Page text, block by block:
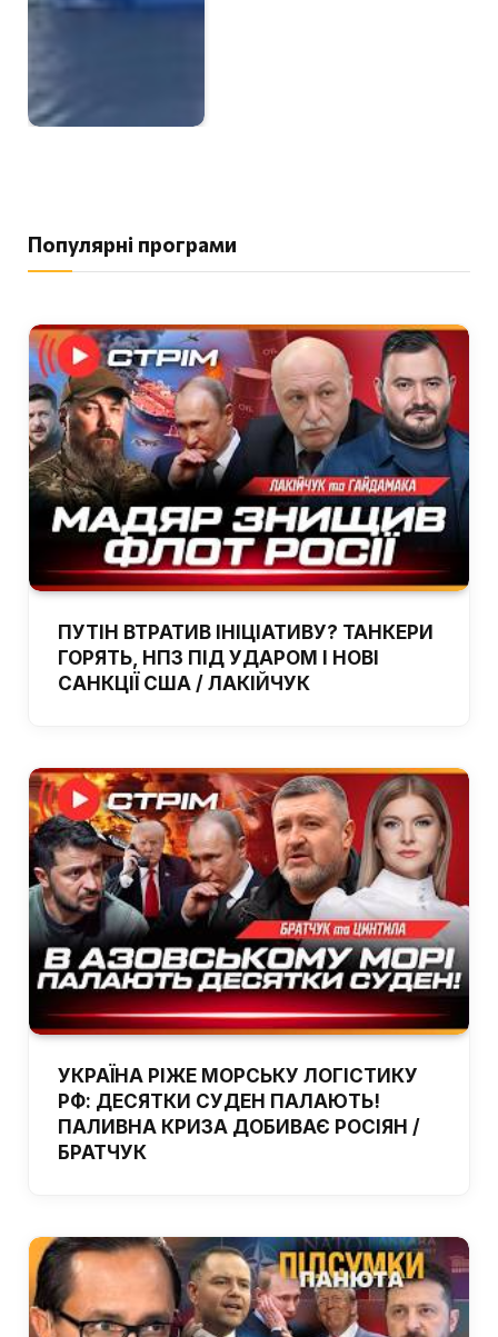
Популярні програми
ПУТІН ВТРАТИВ ІНІЦІАТИВУ? ТАНКЕРИ
ГОРЯТЬ, НПЗ ПІД УДАРОМ І НОВІ
САНКЦІЇ США / ЛАКІЙЧУК
УКРАЇНА РІЖЕ МОРСЬКУ ЛОГІСТИКУ
РФ: ДЕСЯТКИ СУДЕН ПАЛАЮТЬ!
ПАЛИВНА КРИЗА ДОБИВАЄ РОСІЯН /
БРАТЧУК